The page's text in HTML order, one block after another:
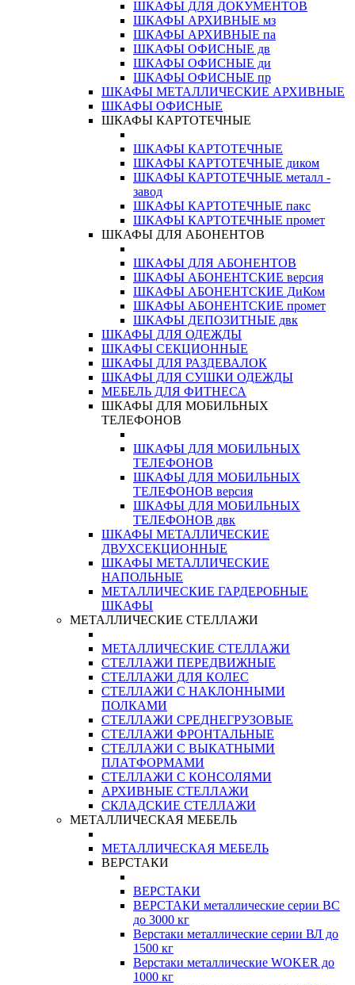
ШКАФЫ ДЛЯ ДОКУМЕНТОВ
ШКАФЫ АРХИВНЫЕ мз
ШКАФЫ АРХИВНЫЕ па
ШКАФЫ ОФИСНЫЕ дв
ШКАФЫ ОФИСНЫЕ ди
ШКАФЫ ОФИСНЫЕ пр
ШКАФЫ МЕТАЛЛИЧЕСКИЕ АРХИВНЫЕ
ШКАФЫ ОФИСНЫЕ
ШКАФЫ КАРТОТЕЧНЫЕ
ШКАФЫ КАРТОТЕЧНЫЕ
ШКАФЫ КАРТОТЕЧНЫЕ диком
ШКАФЫ КАРТОТЕЧНЫЕ металл -
завод
ШКАФЫ КАРТОТЕЧНЫЕ пакс
ШКАФЫ КАРТОТЕЧНЫЕ промет
ШКАФЫ ДЛЯ АБОНЕНТОВ
ШКАФЫ ДЛЯ АБОНЕНТОВ
ШКАФЫ АБОНЕНТСКИЕ версия
ШКАФЫ АБОНЕНТСКИЕ ДиКом
ШКАФЫ АБОНЕНТСКИЕ промет
ШКАФЫ ДЕПОЗИТНЫЕ двк
ШКАФЫ ДЛЯ ОДЕЖДЫ
ШКАФЫ СЕКЦИОННЫЕ
ШКАФЫ ДЛЯ РАЗДЕВАЛОК
ШКАФЫ ДЛЯ СУШКИ ОДЕЖДЫ
МЕБЕЛЬ ДЛЯ ФИТНЕСА
ШКАФЫ ДЛЯ МОБИЛЬНЫХ
ТЕЛЕФОНОВ
ШКАФЫ ДЛЯ МОБИЛЬНЫХ
ТЕЛЕФОНОВ
ШКАФЫ ДЛЯ МОБИЛЬНЫХ
ТЕЛЕФОНОВ версия
ШКАФЫ ДЛЯ МОБИЛЬНЫХ
ТЕЛЕФОНОВ двк
ШКАФЫ МЕТАЛЛИЧЕСКИЕ
ДВУХСЕКЦИОННЫЕ
ШКАФЫ МЕТАЛЛИЧЕСКИЕ
НАПОЛЬНЫЕ
МЕТАЛЛИЧЕСКИЕ ГАРДЕРОБНЫЕ
ШКАФЫ
МЕТАЛЛИЧЕСКИЕ СТЕЛЛАЖИ
МЕТАЛЛИЧЕСКИЕ СТЕЛЛАЖИ
СТЕЛЛАЖИ ПЕРЕДВИЖНЫЕ
СТЕЛЛАЖИ ДЛЯ КОЛЕС
СТЕЛЛАЖИ С НАКЛОННЫМИ
ПОЛКАМИ
СТЕЛЛАЖИ СРЕДНЕГРУЗОВЫЕ
СТЕЛЛАЖИ ФРОНТАЛЬНЫЕ
СТЕЛЛАЖИ С ВЫКАТНЫМИ
ПЛАТФОРМАМИ
СТЕЛЛАЖИ С КОНСОЛЯМИ
АРХИВНЫЕ СТЕЛЛАЖИ
СКЛАДСКИЕ СТЕЛЛАЖИ
МЕТАЛЛИЧЕСКАЯ МЕБЕЛЬ
МЕТАЛЛИЧЕСКАЯ МЕБЕЛЬ
ВЕРСТАКИ
ВЕРСТАКИ
ВЕРСТАКИ металлические серии ВС
до 3000 кг
Верстаки металлические серии ВЛ до
1500 кг
Верстаки металлические WOKER до
1000 кг